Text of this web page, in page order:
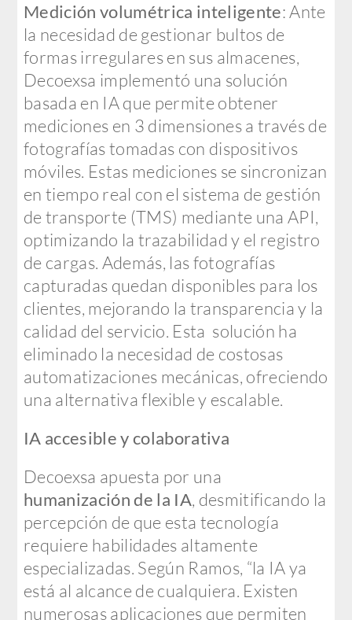
Medición volumétrica inteligente: Ante
la necesidad de gestionar bultos de
formas irregulares en sus almacenes,
Decoexsa implementó una solución
basada en IA que permite obtener
mediciones en 3 dimensiones a través de
fotografías tomadas con dispositivos
móviles. Estas mediciones se sincronizan
en tiempo real con el sistema de gestión
de transporte (TMS) mediante una API,
optimizando la trazabilidad y el registro
de cargas. Además, las fotografías
capturadas quedan disponibles para los
clientes, mejorando la transparencia y la
calidad del servicio. Esta solución ha
eliminado la necesidad de costosas
automatizaciones mecánicas, ofreciendo
una alternativa flexible y escalable.
IA accesible y colaborativa
Decoexsa apuesta por una
humanización de la IA, desmitificando la
percepción de que esta tecnología
requiere habilidades altamente
especializadas. Según Ramos, “la IA ya
está al alcance de cualquiera. Existen
numerosas aplicaciones que permiten